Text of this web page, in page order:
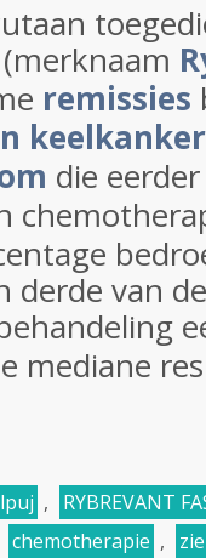
(merknaam
remissies
keelkanker
die
derde van
mediane
,
RYBREVANT
chemotherapie ,